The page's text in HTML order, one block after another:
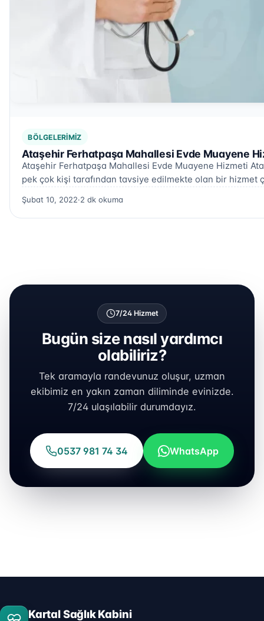
BÖLGELERIMIZ
Ataşehir Ferhatpaşa Mahallesi Evde Muayene
Ataşehir Ferhatpaşa Mahallesi Evde Muayene Hizmeti
pek çok kişi tarafından tavsiye edilmekte olan bir hizmet
Şubat 10, 2022·2 dk okuma
7/24 Hizmet
Bugün size nasıl yardımcı
olabiliriz?
Tek aramayla randevunuz oluşur, uzman
ekibimiz en yakın zaman diliminde evinizde.
7/24 ulaşılabilir durumdayız.
0537 981 74 34 WhatsApp
Kartal Sağlık Kabini